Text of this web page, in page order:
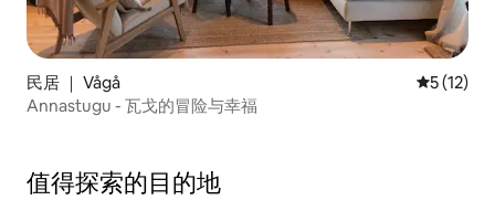
民居 ｜ Vågå 平均评分
5 (12)
Annastugu - 瓦戈的冒险与幸福
值得探索的目的地